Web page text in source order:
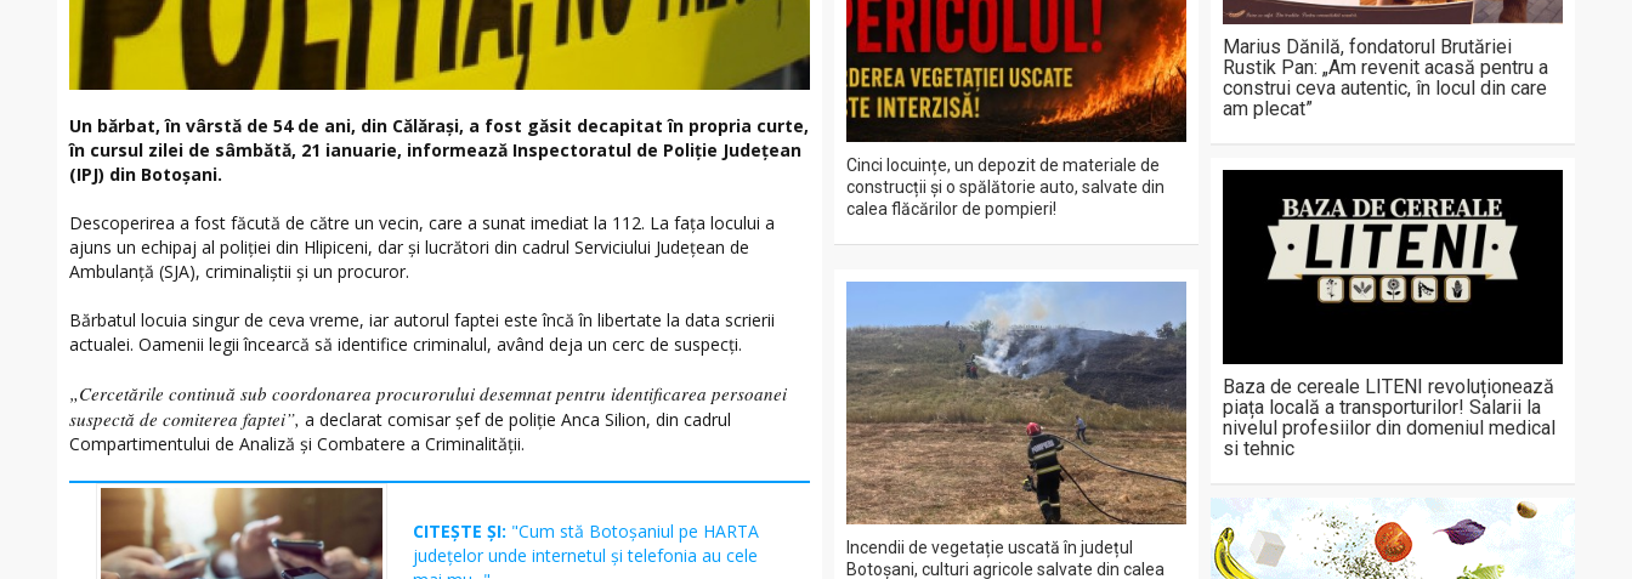
Un bărbat, în vârstă de 54 de ani, din Călărași, a fost găsit decapitat în propria curte,
în cursul zilei de sâmbătă, 21 ianuarie, informează Inspectoratul de Poliție Județean
(IPJ) din Botoșani.
Descoperirea a fost făcută de către un vecin, care a sunat imediat la 112. La fața locului a
ajuns un echipaj al poliției din Hlipiceni, dar și lucrători din cadrul Serviciului Județean de
Ambulanță (SJA), criminaliștii și un procuror.
Bărbatul locuia singur de ceva vreme, iar autorul faptei este încă în libertate la data scrierii
actualei. Oamenii legii încearcă să identifice criminalul, având deja un cerc de suspecți.
„Cercetările continuă sub coordonarea procurorului desemnat pentru identificarea persoanei
suspectă de comiterea faptei”, a declarat comisar șef de poliție Anca Silion, din cadrul
Compartimentului de Analiză și Combatere a Criminalității.
CITEȘTE ȘI: "Cum stă Botoșaniul pe HARTA
județelor unde internetul și telefonia au cele
Cinci locuințe, un depozit de materiale de
construcții și o spălătorie auto, salvate din
calea flăcărilor de pompieri!
Incendii de vegetație uscată în județul
Botoșani, culturi agricole salvate din calea
Marius Dănilă, fondatorul Brutăriei
Rustik Pan: „Am revenit acasă pentru a
construi ceva autentic, în locul din care
am plecat”
Baza de cereale LITENI revoluționează
piața locală a transporturilor! Salarii la
nivelul profesiilor din domeniul medical
si tehnic